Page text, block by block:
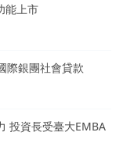
能上市
際銀團社會貸款
投資長受臺大EMBA